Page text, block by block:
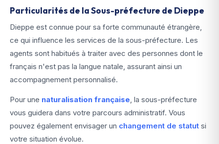
Particularités de la Sous-préfecture de Dieppe
Dieppe est connue pour sa forte communauté étrangère,
ce qui influence les services de la sous-préfecture. Les
agents sont habitués à traiter avec des personnes dont le
français n'est pas la langue natale, assurant ainsi un
accompagnement personnalisé.
Pour une naturalisation française, la sous-préfecture
vous guidera dans votre parcours administratif. Vous
pouvez également envisager un changement de statut si
votre situation évolue.